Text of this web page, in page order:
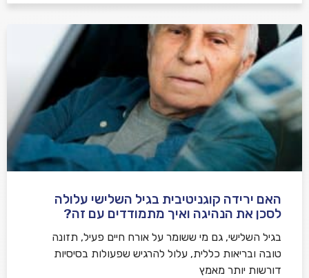
האם ירידה קוגניטיבית בגיל השלישי עלולה
לסכן את הנהיגה ואיך מתמודדים עם זה?
בגיל השלישי, גם מי ששומר על אורח חיים פעיל, תזונה
טובה ובריאות כללית, עלול להרגיש שפעולות בסיסיות
דורשות יותר מאמץ